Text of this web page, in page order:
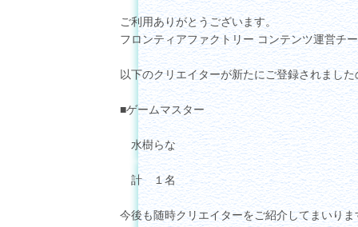
ご利用ありがとうございます。
フロンティアファクトリー コンテンツ運営チ
以下のクリエイターが新たにご登録されまし
■ゲームマスター
水樹らな
計 １名
今後も随時クリエイターをご紹介してまいりま